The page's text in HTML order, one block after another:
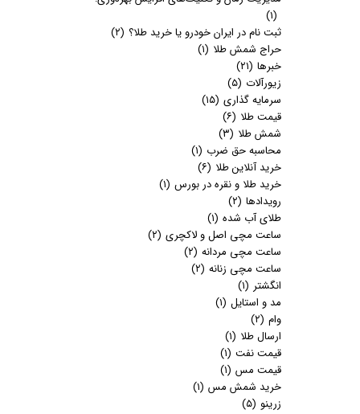
(۱)
ثبت نام در ایران خودرو یا خرید طلا؟ (۲)
حراج شمش طلا (۱)
خبرها (۲۱)
زیورآلات (۵)
سرمایه گذاری (۱۵)
قیمت طلا (۶)
شمش طلا (۳)
محاسبه حق ضرب (۱)
خرید آنلاین طلا (۶)
خرید طلا و نقره در بورس (۱)
رویدادها (۲)
طلای آب شده (۱)
ساعت مچی اصل و لاکچری (۲)
ساعت مچی مردانه (۲)
ساعت مچی زنانه (۲)
انگشتر (۱)
مد و استایل (۱)
وام (۲)
ارسال طلا (۱)
قیمت نفت (۱)
قیمت مس (۱)
خرید شمش مس (۱)
زرینو (۵)